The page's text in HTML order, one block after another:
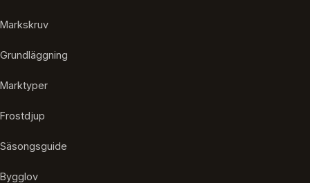
Markskruv
Grundläggning
Marktyper
Frostdjup
Säsongsguide
Bygglov